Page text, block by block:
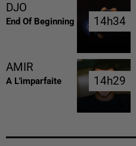
DJO
End Of Beginning 14h34
14h34
AMIR
A L'imparfaite 14h29
14h29